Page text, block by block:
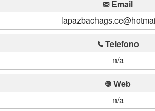
Email
Telefono
n/a
Web
n/a